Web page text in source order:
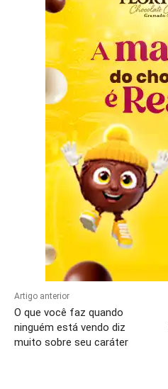
Artigo anterior
O que você faz quando
ninguém está vendo diz
muito sobre seu caráter